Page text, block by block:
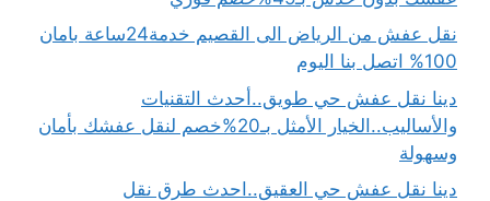
نقل عفش من الرياض الى القصيم خدمة24ساعة بامان
100% اتصل بنا اليوم
دينا نقل عفش حي طويق..أحدث التقنيات
والأساليب..الخيار الأمثل بـ20%خصم لنقل عفشك بأمان
وسهولة
دينا نقل عفش حي العقيق..احدث طرق نقل